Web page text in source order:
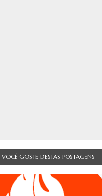
VOCÊ GOSTE DESTAS POSTAGENS